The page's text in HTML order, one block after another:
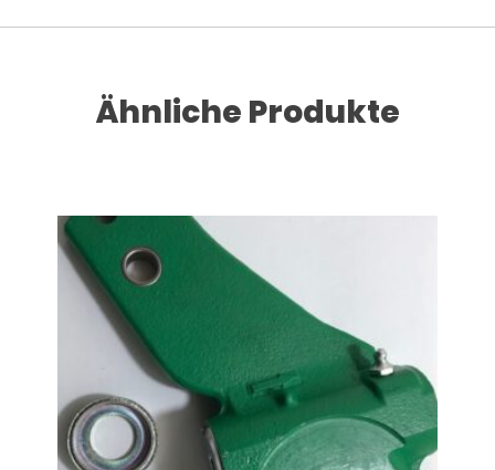
Ähnliche Produkte